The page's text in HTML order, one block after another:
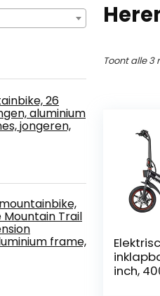
26
aluminium
jongeren,
Mountain Trail
frame,
Toont alle 3
inch,